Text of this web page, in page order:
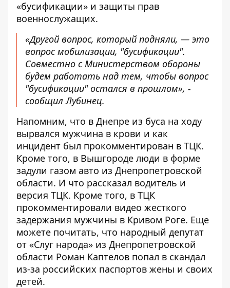
«бусификации» и защиты прав
военнослужащих.
«Другой вопрос, который подняли, — это
вопрос мобилизации, "бусификации".
Совместно с Министерством обороны
будем работать над тем, чтобы вопрос
"бусификации" остался в прошлом», -
сообщил Лубинец.
Напомним, что в Днепре из буса на ходу
вырвался мужчина в крови и как
инцидент был прокомментирован в ТЦК.
Кроме того, в Вышгороде люди в форме
задули газом авто из Днепропетровской
области. И что рассказал водитель и
версия ТЦК. Кроме того, в ТЦК
прокомментировали видео жесткого
задержания мужчины в Кривом Роге. Еще
можете почитать, что народный депутат
от «Слуг народа» из Днепропетровской
области Роман Каптелов попал в скандал
из-за российских паспортов жены и своих
детей.